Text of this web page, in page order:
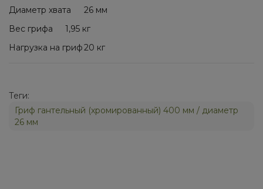
Диаметр хвата
26 мм
Вес грифа
1,95 кг
Нагрузка на гриф20 кг
Теги:
Гриф гантельный (хромированный) 400 мм / диаметр
26 мм